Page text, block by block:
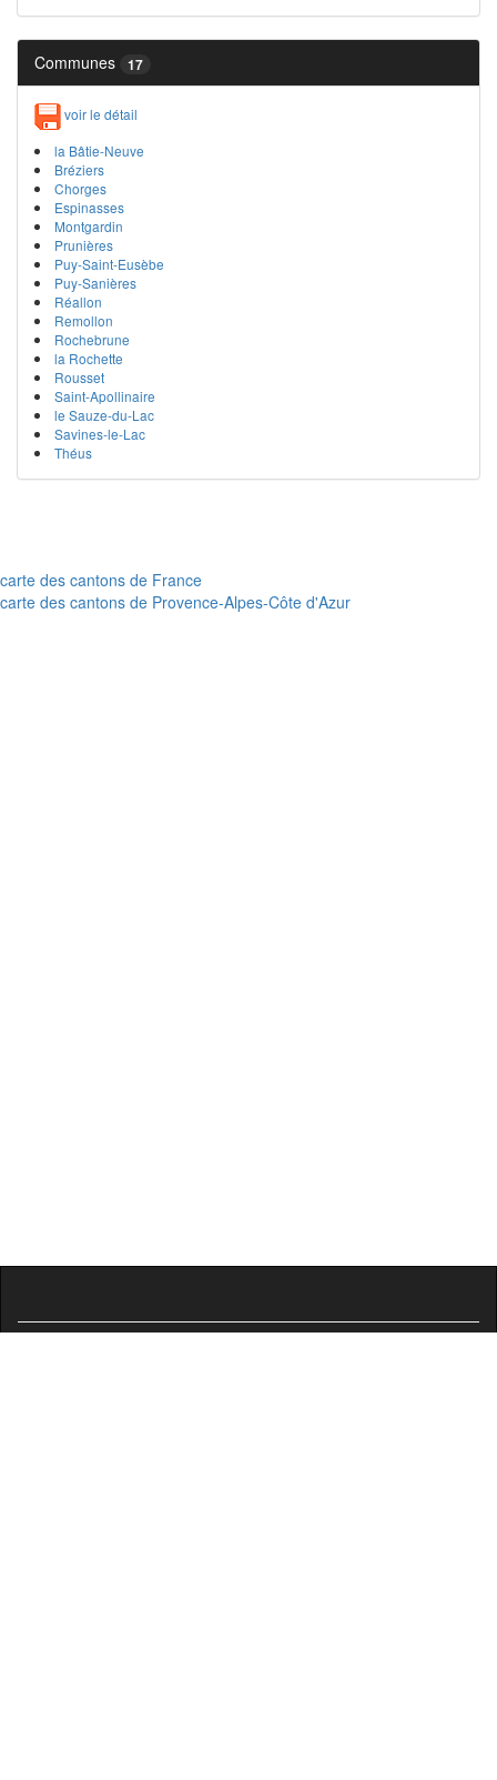
Communes 17
voir le détail
la Bâtie-Neuve
Bréziers
Chorges
Espinasses
Montgardin
Prunières
Puy-Saint-Eusèbe
Puy-Sanières
Réallon
Remollon
Rochebrune
la Rochette
Rousset
Saint-Apollinaire
le Sauze-du-Lac
Savines-le-Lac
Théus
carte des cantons de France
carte des cantons de Provence-Alpes-Côte d'Azur